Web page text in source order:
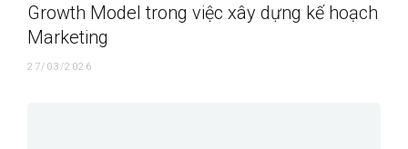
Growth Model trong việc xây dựng kế hoạch
Marketing
27/03/2026